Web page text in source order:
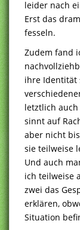
leider nach
Erst das
fesseln.
Zudem fand
ihre Identität
letztlich
sinnt auf
aber nicht
sie teilweise
Und auch
ich teilweise
zwei das
erklären,
Situation